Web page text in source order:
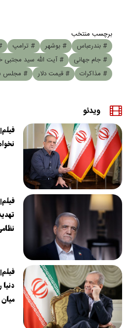
برچسب منتخب
# بندرعباس
# بوشهر # ترامپ
# جام جهانی
# آیت الله سید مجتبی
# مذاکرات
# قیمت دلار # مجلس
ویدئو